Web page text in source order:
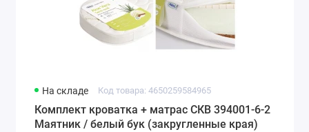
На складе Код товара: 4650259584965
Комплект кроватка + матрас СКВ 394001-6-2
Маятник / белый бук (закругленные края)